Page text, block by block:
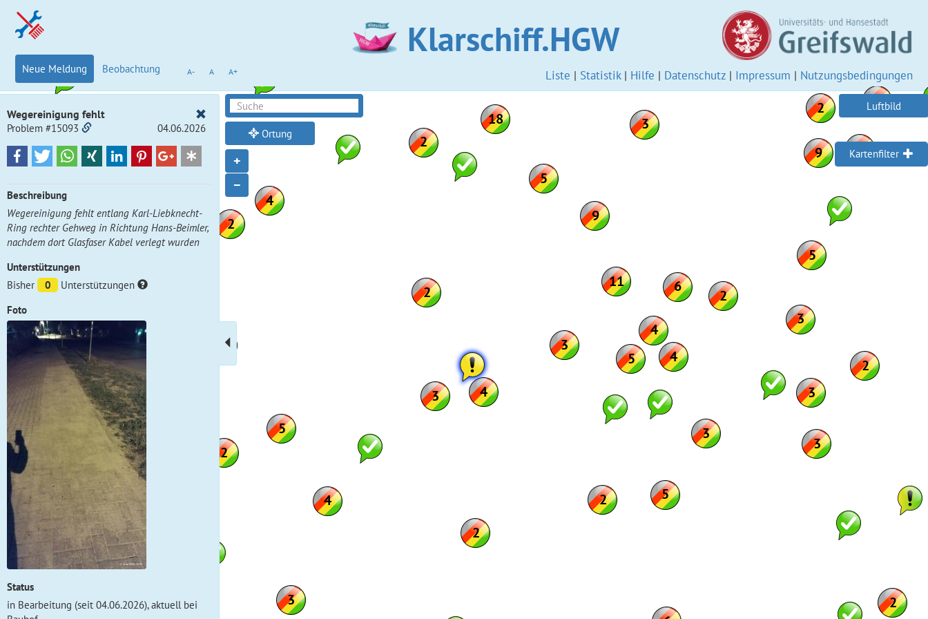
Klarschiff.HGW
Neue Meldung Beobachtung A- A A+ Liste | Statistik| Hilfe | Datenschutz | Impressum | Nutzungsbedingungen
Wegereinigung fehlt
Problem #15093 04.06.2026
Beschreibung
Wegereinigung fehlt entlang Karl-Liebknecht-
Ring rechter Gehweg in Richtung Hans-Beimler,
nachdem dort Glasfaser Kabel verlegt wurden
Unterstützungen
Bisher
0
Unterstützungen
Foto
Status
in Bearbeitung (seit 04.06.2026), aktuell bei
Kartenfilter
+
−
Ortung
Luftbild